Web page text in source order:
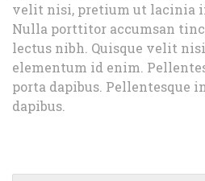
velit nisi, pretium ut lacinia
Nulla porttitor accumsan
lectus nibh. Quisque velit
elementum id enim.
porta dapibus. Pellentesque
dapibus.